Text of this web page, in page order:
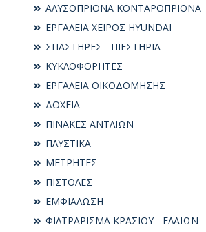
ΑΛΥΣΟΠΡΙΟΝΑ ΚΟΝΤΑΡΟΠΡΙΟΝΑ
ΕΡΓΑΛΕΙΑ ΧΕΙΡΟΣ HYUNDAI
ΣΠΑΣΤΗΡΕΣ - ΠΙΕΣΤΗΡΙΑ
ΚΥΚΛΟΦΟΡΗΤΕΣ
ΕΡΓΑΛΕΙΑ ΟΙΚΟΔΟΜΗΣΗΣ
ΔΟΧΕΙΑ
ΠΙΝΑΚΕΣ ΑΝΤΛΙΩΝ
ΠΛΥΣΤΙΚΑ
ΜΕΤΡΗΤΕΣ
ΠΙΣΤΟΛΕΣ
ΕΜΦΙΑΛΩΣΗ
ΦΙΛΤΡΑΡΙΣΜΑ ΚΡΑΣΙΟΥ - ΕΛΑΙΩΝ